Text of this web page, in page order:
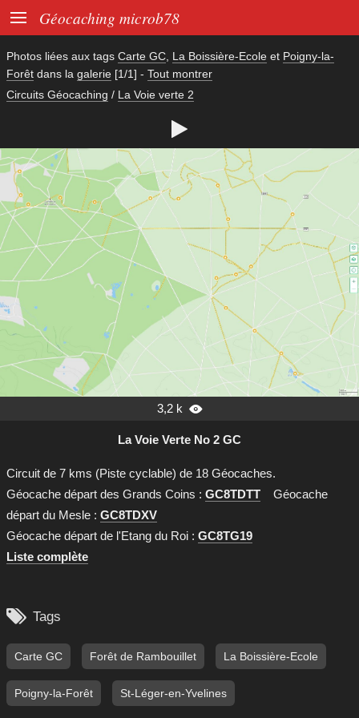
 Géocaching microb78
Photos liées aux tags Carte GC La Boissière-Ecole et Poigny-la-
Forêt dans la galerie [1/1] - Tout montrer
Circuits Géocaching / La Voie verte 2

3,2 k 
La Voie Verte No 2 GC
Circuit de 7 kms (Piste cyclable) de 18 Géocaches.
Géocache départ des Grands Coins : GC8TDTT
Géocache
départ du Mesle : GC8TDXV
Géocache départ de l'Etang du Roi : GC8TG19
Liste complète
 Tags
Carte GC Forêt de Rambouillet La Boissière-Ecole
Poigny-la-Forêt St-Léger-en-Yvelines